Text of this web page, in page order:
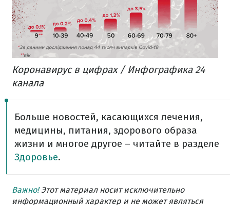
Коронавирус в цифрах / Инфографика 24
канала
Больше новостей, касающихся лечения,
медицины, питания, здорового образа
жизни и многое другое – читайте в разделе
Здоровье.
Важно!Этот материал носит исключительно
информационный характер и не может являться